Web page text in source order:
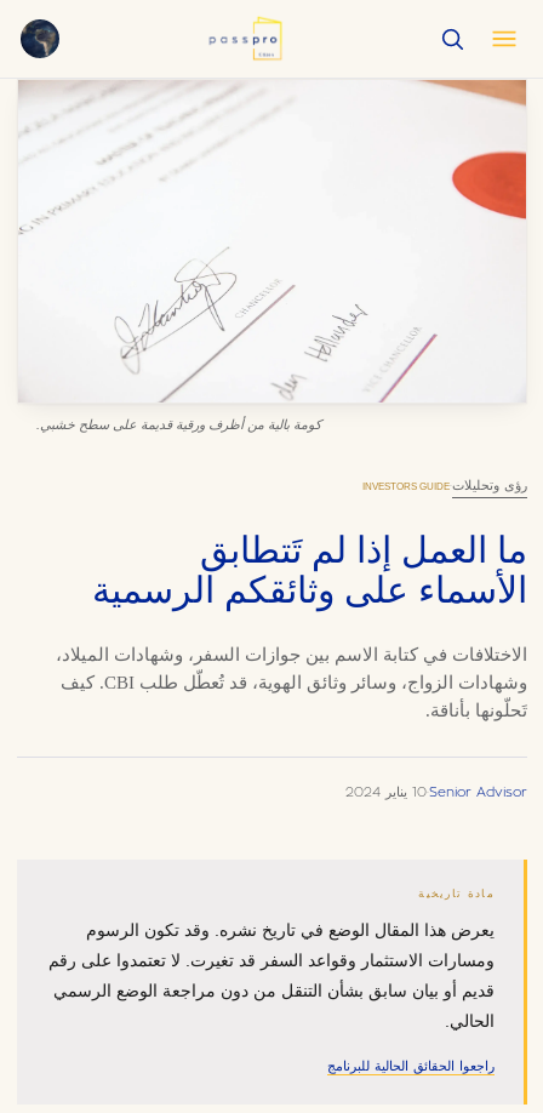
English
Français
RU
رؤى وتحليلات·
INVESTORS GUIDE
ما العمل إذا لم تَتطابق
الأسماء على وثائقكم الرسمية
الاختلافات في كتابة الاسم بين جوازات السفر، وشهادات الميلاد،
وشهادات الزواج، وسائر وثائق الهوية، قد تُعطّل طلب CBI. كيف
تَحلّونها بأناقة.
Senior Advisor
·10 يناير 2024
كومة بالية من أظرف ورقية قديمة على سطح خشبي.
مادة تاريخية
يعرض هذا المقال الوضع في تاريخ نشره. وقد تكون الرسوم
ومسارات الاستثمار وقواعد السفر قد تغيرت. لا تعتمدوا على رقم
قديم أو بيان سابق بشأن التنقل من دون مراجعة الوضع الرسمي
الحالي.
راجعوا الحقائق الحالية للبرنامج